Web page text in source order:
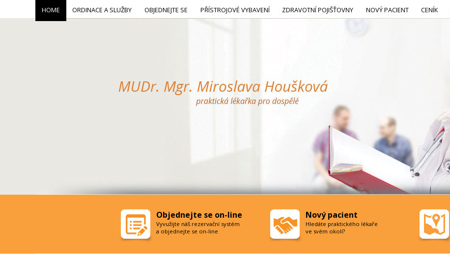
HOME ORDINACE A SLUŽBY OBJEDNEJTE SE PŘÍSTROJOVÉ VYBAVENÍ ZDRAVOTNÍ POJIŠŤOVNY NOVÝ PACIENT CENÍK
Objednejte se on-line
Vyvužijte náš rezervační systém
a objednejte se on-line
Nový pacient
Hledáte praktického lékaře
ve svém okolí?